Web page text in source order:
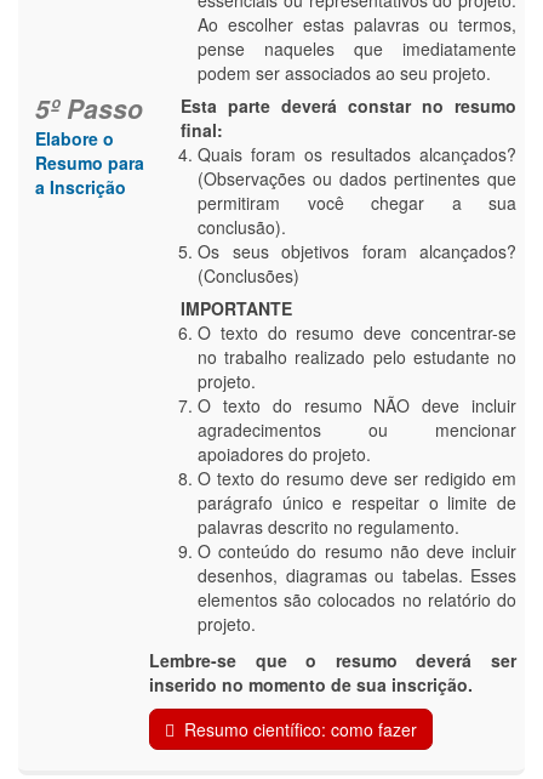
5º Passo
Elabore o
Resumo para
a Inscrição
Ao escolher estas palavras ou termos,
pense naqueles que imediatamente
podem ser associados ao seu projeto.
Esta parte deverá constar no resumo
final:
Quais foram os resultados alcançados?
(Observações ou dados pertinentes que
permitiram você chegar a sua
conclusão).
Os seus objetivos foram alcançados?
(Conclusões)
IMPORTANTE
O texto do resumo deve concentrar-se
no trabalho realizado pelo estudante no
projeto.
O texto do resumo NÃO deve incluir
agradecimentos ou mencionar
apoiadores do projeto.
O texto do resumo deve ser redigido em
parágrafo único e respeitar o limite de
palavras descrito no regulamento.
O conteúdo do resumo não deve incluir
desenhos, diagramas ou tabelas. Esses
elementos são colocados no relatório do
projeto.
Lembre-se que o resumo deverá ser
inserido no momento de sua inscrição.
Resumo científico: como fazer